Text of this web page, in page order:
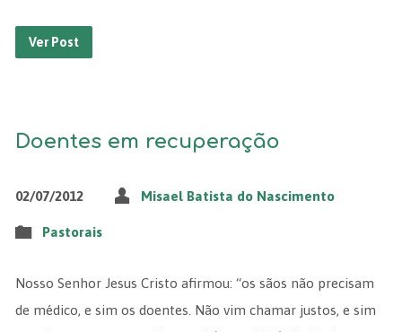
Ver Post
Doentes em recuperação
02/07/2012 Misael Batista do Nascimento
Pastorais
Nosso Senhor Jesus Cristo afirmou: “os sãos não precisam
de médico, e sim os doentes. Não vim chamar justos, e sim